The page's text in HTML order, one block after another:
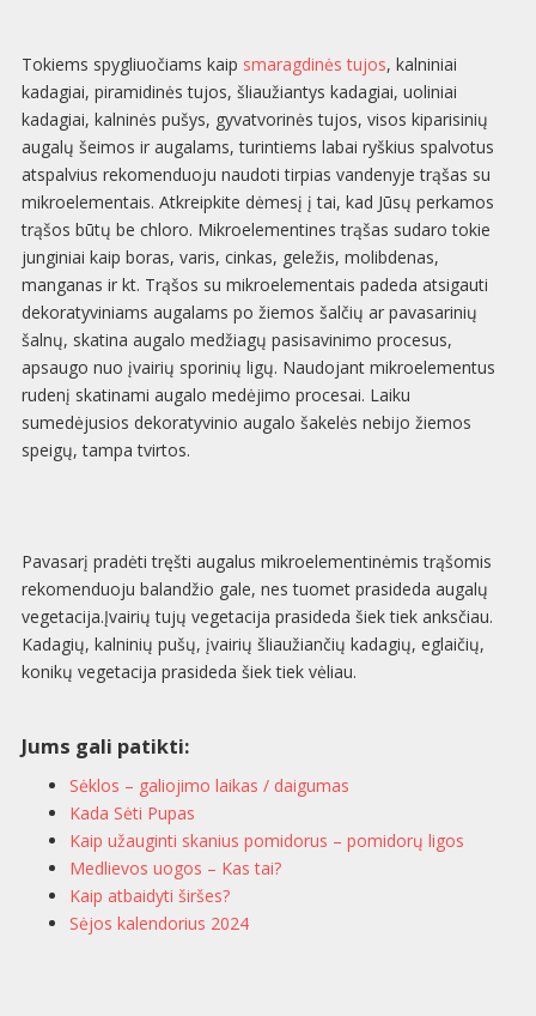
Tokiems spygliuočiams kaip smaragdinės tujos, kalniniai
kadagiai, piramidinės tujos, šliaužiantys kadagiai, uoliniai
kadagiai, kalninės pušys, gyvatvorinės tujos, visos kiparisinių
augalų šeimos ir augalams, turintiems labai ryškius spalvotus
atspalvius rekomenduoju naudoti tirpias vandenyje trąšas su
mikroelementais. Atkreipkite dėmesį į tai, kad Jūsų perkamos
trąšos būtų be chloro. Mikroelementines trąšas sudaro tokie
junginiai kaip boras, varis, cinkas, geležis, molibdenas,
manganas ir kt. Trąšos su mikroelementais padeda atsigauti
dekoratyviniams augalams po žiemos šalčių ar pavasarinių
šalnų, skatina augalo medžiagų pasisavinimo procesus,
apsaugo nuo įvairių sporinių ligų. Naudojant mikroelementus
rudenį skatinami augalo medėjimo procesai. Laiku
sumedėjusios dekoratyvinio augalo šakelės nebijo žiemos
speigų, tampa tvirtos.
Pavasarį pradėti tręšti augalus mikroelementinėmis trąšomis
rekomenduoju balandžio gale, nes tuomet prasideda augalų
vegetacija.Įvairių tujų vegetacija prasideda šiek tiek anksčiau.
Kadagių, kalninių pušų, įvairių šliaužiančių kadagių, eglaičių,
konikų vegetacija prasideda šiek tiek vėliau.
Jums gali patikti:
Sėklos – galiojimo laikas / daigumas
Kada Sėti Pupas
Kaip užauginti skanius pomidorus – pomidorų ligos
Medlievos uogos – Kas tai?
Kaip atbaidyti širšes?
Sėjos kalendorius 2024